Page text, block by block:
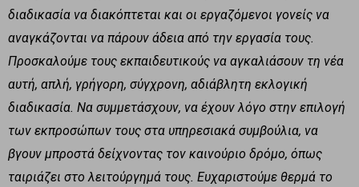
διαδικασία να διακόπτεται και οι εργαζόμενοι γονείς να
αναγκάζονται να πάρουν άδεια από την εργασία τους.
Προσκαλούμε τους εκπαιδευτικούς να αγκαλιάσουν τη νέα
αυτή, απλή, γρήγορη, σύγχρονη, αδιάβλητη εκλογική
διαδικασία. Να συμμετάσχουν, να έχουν λόγο στην επιλογή
των εκπροσώπων τους στα υπηρεσιακά συμβούλια, να
βγουν μπροστά δείχνοντας τον καινούριο δρόμο, όπως
ταιριάζει στο λειτούργημά τους. Ευχαριστούμε θερμά το